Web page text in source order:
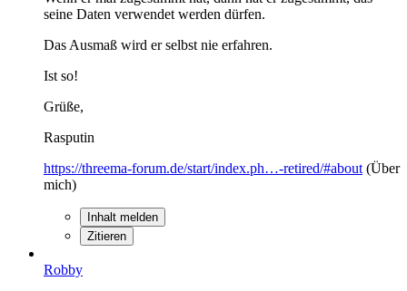
seine Daten verwendet werden dürfen.
Das Ausmaß wird er selbst nie erfahren.
Ist so!
Grüße,
Rasputin
https://threema-forum.de/start/index.ph…-retired/#about (Über
mich)
Inhalt melden
Zitieren
Robby